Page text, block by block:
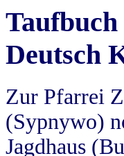
Deutsch
Zur Pfarrei
(Sypnywo)
Jagdhaus